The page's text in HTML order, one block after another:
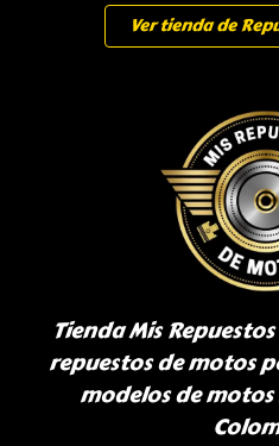
Ver tienda de
Tienda Mis
repuestos de motos
modelos de